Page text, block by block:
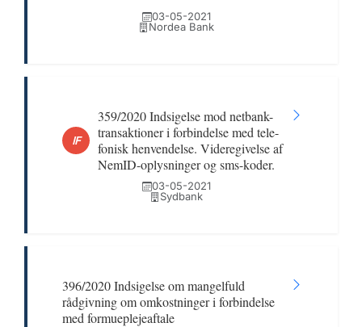
03-05-2021
Nordea Bank
IF
359/2020 Indsigelse mod netbank-
transaktioner i forbindelse med tele-
fonisk henvendelse. Videregivelse af
NemID-oplysninger og sms-koder.
03-05-2021
Sydbank
396/2020 Indsigelse om mangelfuld
rådgivning om omkostninger i forbindelse
med formueplejeaftale